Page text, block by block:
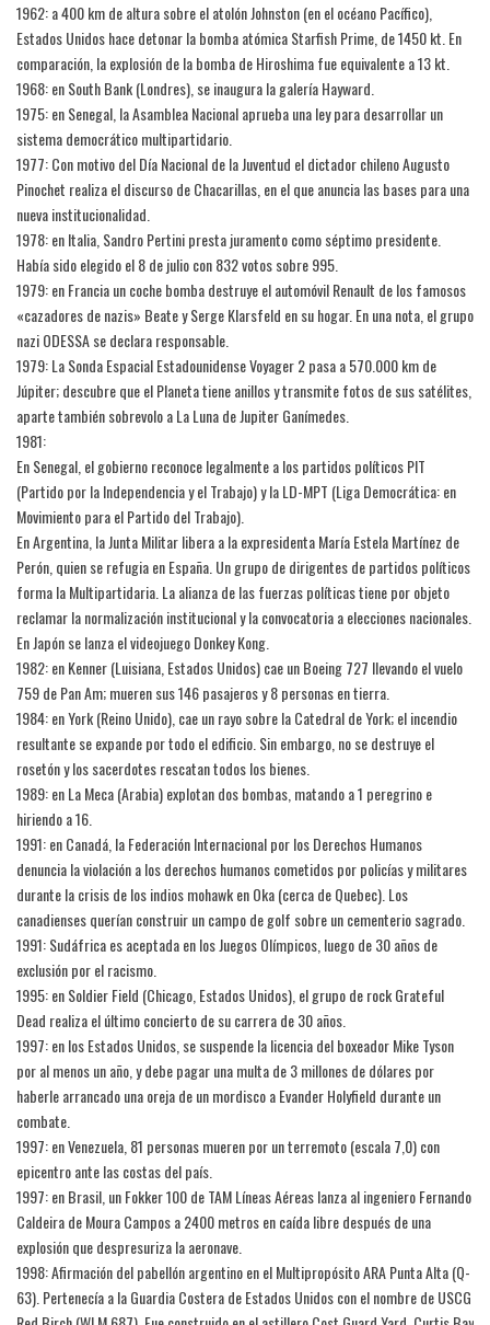
1962: a 400 km de altura sobre el atolón Johnston (en el océano Pacífico),
Estados Unidos hace detonar la bomba atómica Starfish Prime, de 1450 kt. En
comparación, la explosión de la bomba de Hiroshima fue equivalente a 13 kt.
1968: en South Bank (Londres), se inaugura la galería Hayward.
1975: en Senegal, la Asamblea Nacional aprueba una ley para desarrollar un
sistema democrático multipartidario.
1977: Con motivo del Día Nacional de la Juventud el dictador chileno Augusto
Pinochet realiza el discurso de Chacarillas, en el que anuncia las bases para una
nueva institucionalidad.
1978: en Italia, Sandro Pertini presta juramento como séptimo presidente.
Había sido elegido el 8 de julio con 832 votos sobre 995.
1979: en Francia un coche bomba destruye el automóvil Renault de los famosos
«cazadores de nazis» Beate y Serge Klarsfeld en su hogar. En una nota, el grupo
nazi ODESSA se declara responsable.
1979: La Sonda Espacial Estadounidense Voyager 2 pasa a 570.000 km de
Júpiter; descubre que el Planeta tiene anillos y transmite fotos de sus satélites,
aparte también sobrevolo a La Luna de Jupiter Ganímedes.
1981:
En Senegal, el gobierno reconoce legalmente a los partidos políticos PIT
(Partido por la Independencia y el Trabajo) y la LD-MPT (Liga Democrática: en
Movimiento para el Partido del Trabajo).
En Argentina, la Junta Militar libera a la expresidenta María Estela Martínez de
Perón, quien se refugia en España. Un grupo de dirigentes de partidos políticos
forma la Multipartidaria. La alianza de las fuerzas políticas tiene por objeto
reclamar la normalización institucional y la convocatoria a elecciones nacionales.
En Japón se lanza el videojuego Donkey Kong.
1982: en Kenner (Luisiana, Estados Unidos) cae un Boeing 727 llevando el vuelo
759 de Pan Am; mueren sus 146 pasajeros y 8 personas en tierra.
1984: en York (Reino Unido), cae un rayo sobre la Catedral de York; el incendio
resultante se expande por todo el edificio. Sin embargo, no se destruye el
rosetón y los sacerdotes rescatan todos los bienes.
1989: en La Meca (Arabia) explotan dos bombas, matando a 1 peregrino e
hiriendo a 16.
1991: en Canadá, la Federación Internacional por los Derechos Humanos
denuncia la violación a los derechos humanos cometidos por policías y militares
durante la crisis de los indios mohawk en Oka (cerca de Quebec). Los
canadienses querían construir un campo de golf sobre un cementerio sagrado.
1991: Sudáfrica es aceptada en los Juegos Olímpicos, luego de 30 años de
exclusión por el racismo.
1995: en Soldier Field (Chicago, Estados Unidos), el grupo de rock Grateful
Dead realiza el último concierto de su carrera de 30 años.
1997: en los Estados Unidos, se suspende la licencia del boxeador Mike Tyson
por al menos un año, y debe pagar una multa de 3 millones de dólares por
haberle arrancado una oreja de un mordisco a Evander Holyfield durante un
combate.
1997: en Venezuela, 81 personas mueren por un terremoto (escala 7,0) con
epicentro ante las costas del país.
1997: en Brasil, un Fokker 100 de TAM Líneas Aéreas lanza al ingeniero Fernando
Caldeira de Moura Campos a 2400 metros en caída libre después de una
explosión que despresuriza la aeronave.
1998: Afirmación del pabellón argentino en el Multipropósito ARA Punta Alta (Q-
63). Pertenecía a la Guardia Costera de Estados Unidos con el nombre de USCG